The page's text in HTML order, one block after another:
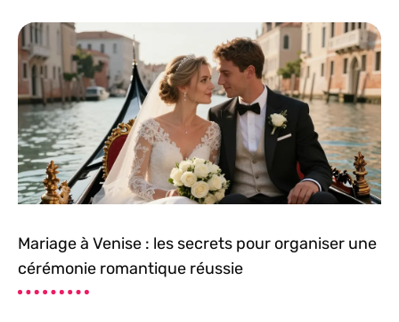
Mariage à Venise : les secrets pour organiser une
cérémonie romantique réussie